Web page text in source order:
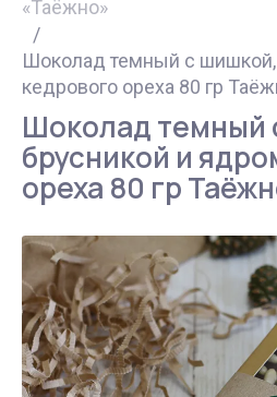
Для
пищеварения
Масла
Животные
жиры
Рыбные
деликатесы
Мясные
деликатесы
Мясная
консервация
«Таёжно»
/
Шоколад темный с
кедрового ореха 80 гр
Шоколад темный
брусникой и
ореха 80 гр